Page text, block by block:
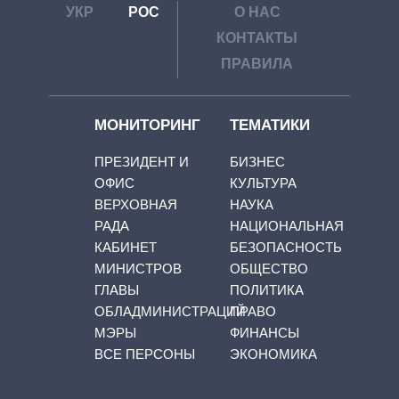
УКР РОС
О НАС
КОНТАКТЫ
ПРАВИЛА
МОНИТОРИНГ
ПРЕЗИДЕНТ И
ОФИС
ВЕРХОВНАЯ
РАДА
КАБИНЕТ
МИНИСТРОВ
ГЛАВЫ
ОБЛАДМИНИСТРАЦИЙ
МЭРЫ
ВСЕ ПЕРСОНЫ
ТЕМАТИКИ
БИЗНЕС
КУЛЬТУРА
НАУКА
НАЦИОНАЛЬНАЯ
БЕЗОПАСНОСТЬ
ОБЩЕСТВО
ПОЛИТИКА
ПРАВО
ФИНАНСЫ
ЭКОНОМИКА